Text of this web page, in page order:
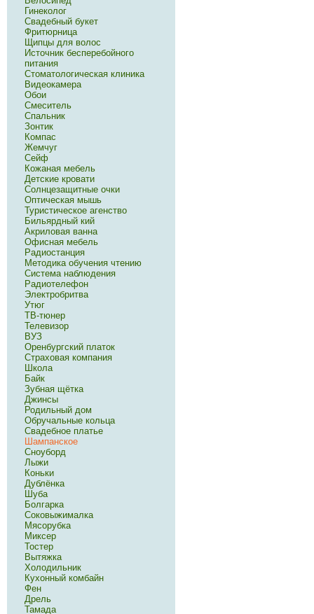
Гинеколог
Свадебный букет
Фритюрница
Щипцы для волос
Источник бесперебойного
питания
Стоматологическая клиника
Видеокамера
Обои
Смеситель
Спальник
Зонтик
Компас
Жемчуг
Сейф
Кожаная мебель
Детские кровати
Солнцезащитные очки
Оптическая мышь
Туристическое агенство
Бильярдный кий
Акриловая ванна
Офисная мебель
Радиостанция
Методика обучения чтению
Система наблюдения
Радиотелефон
Электробритва
Утюг
ТВ-тюнер
Телевизор
ВУЗ
Оренбургский платок
Страховая компания
Школа
Байк
Зубная щётка
Джинсы
Родильный дом
Обручальные кольца
Свадебное платье
Шампанское
Сноуборд
Лыжи
Коньки
Дублёнка
Шуба
Болгарка
Соковыжималка
Мясорубка
Миксер
Тостер
Вытяжка
Холодильник
Кухонный комбайн
Фен
Дрель
Тамада